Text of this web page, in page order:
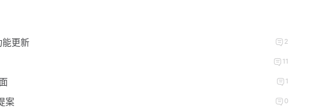
更新
2
11
1
案 0